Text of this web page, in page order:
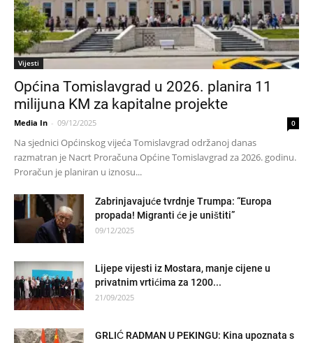
Vijesti
Općina Tomislavgrad u 2026. planira 11
milijuna KM za kapitalne projekte
Media In - 09/12/2025 0
Na sjednici Općinskog vijeća Tomislavgrad održanoj danas
razmatran je Nacrt Proračuna Općine Tomislavgrad za 2026. godinu.
Proračun je planiran u iznosu...
Zabrinjavajuće tvrdnje Trumpa: “Europa
propada! Migranti će je uništiti”
09/12/2025
Lijepe vijesti iz Mostara, manje cijene u
privatnim vrtićima za 1200...
21/09/2025
GRLIĆ RADMAN U PEKINGU: Kina upoznata s